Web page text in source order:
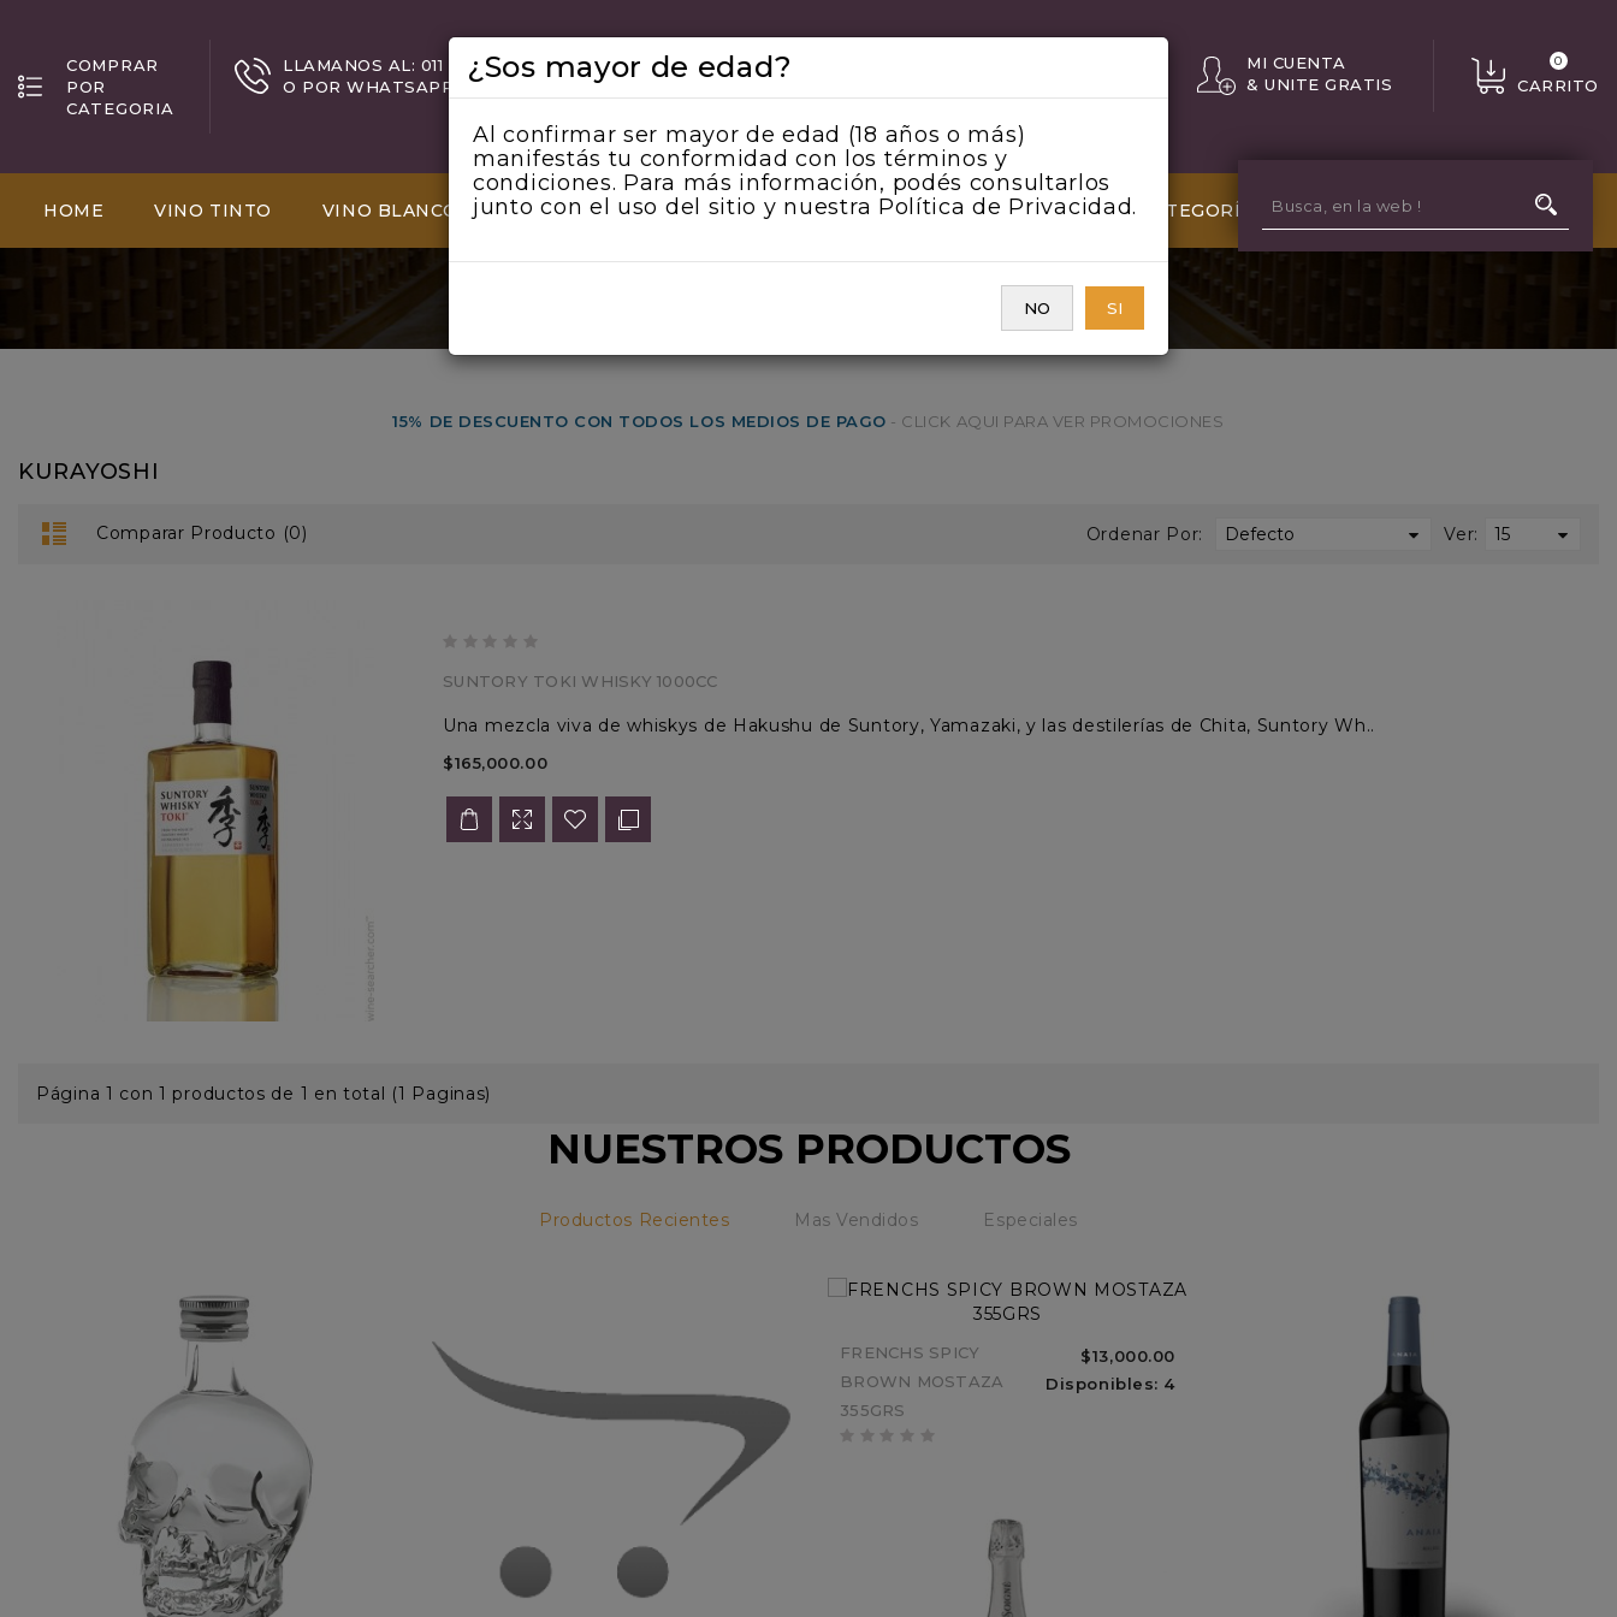
COMPRAR
POR
CATEGORIA
LLAMANOS AL: 011 5198 0002
O POR WHATSAPP +54 9 11 5503 0461
0
CARRITO
MI CUENTA
& UNITE GRATIS
HOME VINO TINTO VINO BLANCO VINO ROSE VINO ESPUMANTE VINO NARANJA MÁS CATEGORÍAS
15% DE DESCUENTO CON TODOS LOS MEDIOS DE PAGO - CLICK AQUI PARA VER PROMOCIONES
KURAYOSHI
Comparar Producto (0) Ordenar Por: Ver:
SUNTORY TOKI WHISKY 1000CC
Una mezcla viva de whiskys de Hakushu de Suntory, Yamazaki, y las destilerías de Chita, Suntory Wh..
$165,000.00
Página 1 con 1 productos de 1 en total (1 Paginas)
NUESTROS PRODUCTOS
Productos Recientes Mas Vendidos Especiales
FRENCHS SPICY
BROWN MOSTAZA
355GRS
$13,000.00
Disponibles: 4
¿Sos mayor de edad?
Al confirmar ser mayor de edad (18 años o más)
manifestás tu conformidad con los términos y
condiciones. Para más información, podés consultarlos
junto con el uso del sitio y nuestra Política de Privacidad.
NO SI